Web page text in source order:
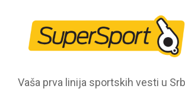
Vaša prva linija sportskih vesti u